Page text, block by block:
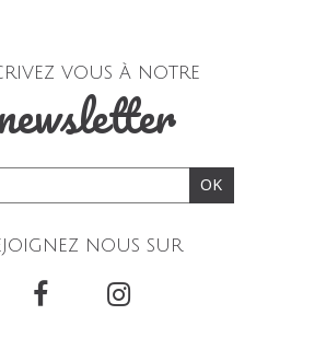
vous à notre
OK
nous sur